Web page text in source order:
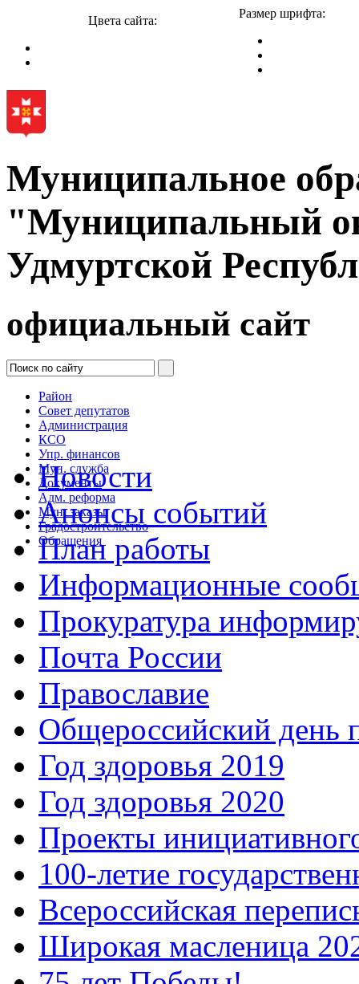
Цвета сайта:
Размер шрифта:
Муниципальное
"Муниципальный
Удмуртской
официальный сайт
Район
Совет депутатов
Администрация
КСО
Упр. финансов
Мун. служба
Документы
Адм. реформа
Мун. заказы
Градостроительство
Обращения
Новости
Анонсы событий
План работы
Информационные
Прокуратура
Почта России
Православие
Общероссийский день
Год здоровья 2019
Год здоровья 2020
Проекты
100-летие
Всероссийская
Широкая масленица